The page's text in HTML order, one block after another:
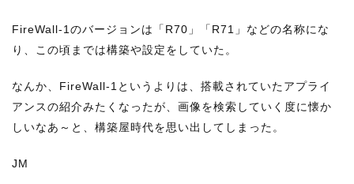
FireWall-1のバージョンは「R70」「R71」などの名称にな
り、この頃までは構築や設定をしていた。
なんか、FireWall-1というよりは、搭載されていたアプライ
アンスの紹介みたくなったが、画像を検索していく度に懐か
しいなあ～と、構築屋時代を思い出してしまった。
JM